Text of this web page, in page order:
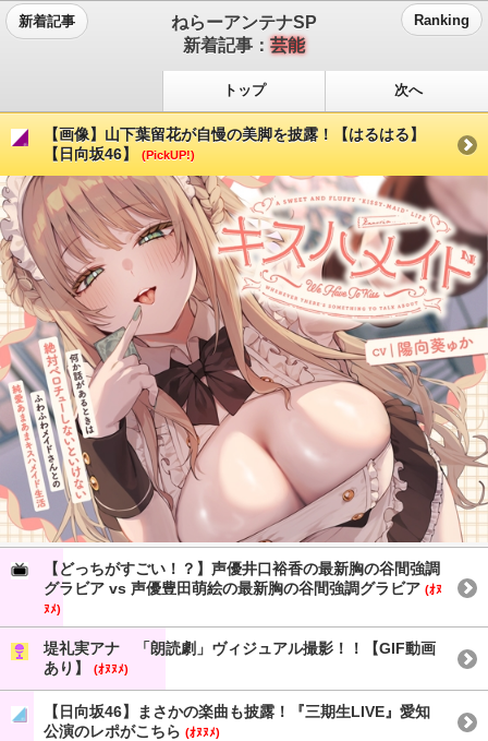
新着記事
ねらーアンテナSP
新着記事： 芸能
Ranking
トップ 次へ
【画像】山下葉留花が自慢の美脚を披露！【はるはる】
【日向坂46】
(PickUP!)
【どっちがすごい！？】声優井口裕香の最新胸の谷間強調
グラビア vs 声優豊田萌絵の最新胸の谷間強調グラビア (ｵﾇ
ﾇﾒ)
堤礼実アナ 「朗読劇」ヴィジュアル撮影！！【GIF動画
あり】
(ｵﾇﾇﾒ)
【日向坂46】まさかの楽曲も披露！『三期生LIVE』愛知
公演のレポがこちら (ｵﾇﾇﾒ)